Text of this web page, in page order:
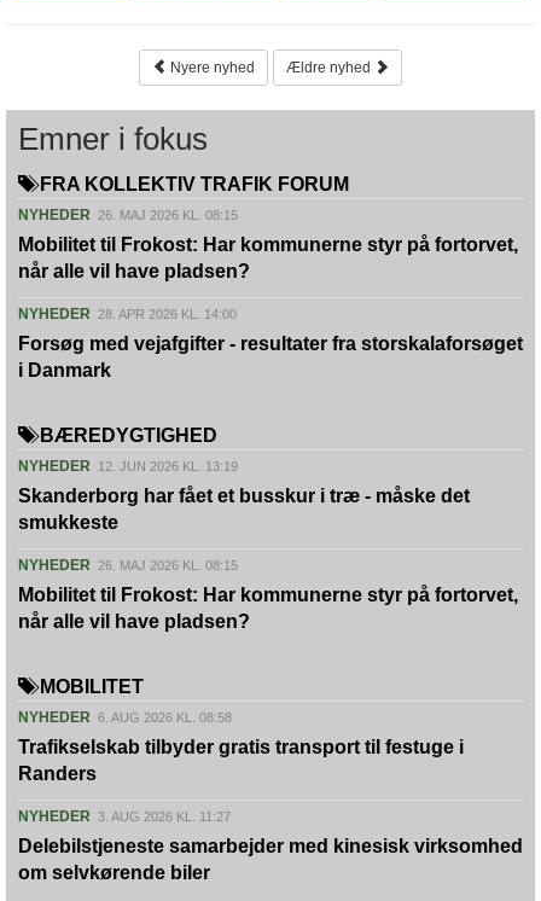
Nyere nyhed Ældre nyhed
Emner i fokus
FRA KOLLEKTIV TRAFIK FORUM
NYHEDER 26. MAJ 2026 KL. 08:15
Mobilitet til Frokost: Har kommunerne styr på fortorvet,
når alle vil have pladsen?
NYHEDER 28. APR 2026 KL. 14:00
Forsøg med vejafgifter - resultater fra storskalaforsøget
i Danmark
BÆREDYGTIGHED
NYHEDER 12. JUN 2026 KL. 13:19
Skanderborg har fået et busskur i træ - måske det
smukkeste
NYHEDER 26. MAJ 2026 KL. 08:15
Mobilitet til Frokost: Har kommunerne styr på fortorvet,
når alle vil have pladsen?
MOBILITET
NYHEDER 6. AUG 2026 KL. 08:58
Trafikselskab tilbyder gratis transport til festuge i
Randers
NYHEDER 3. AUG 2026 KL. 11:27
Delebilstjeneste samarbejder med kinesisk virksomhed
om selvkørende biler